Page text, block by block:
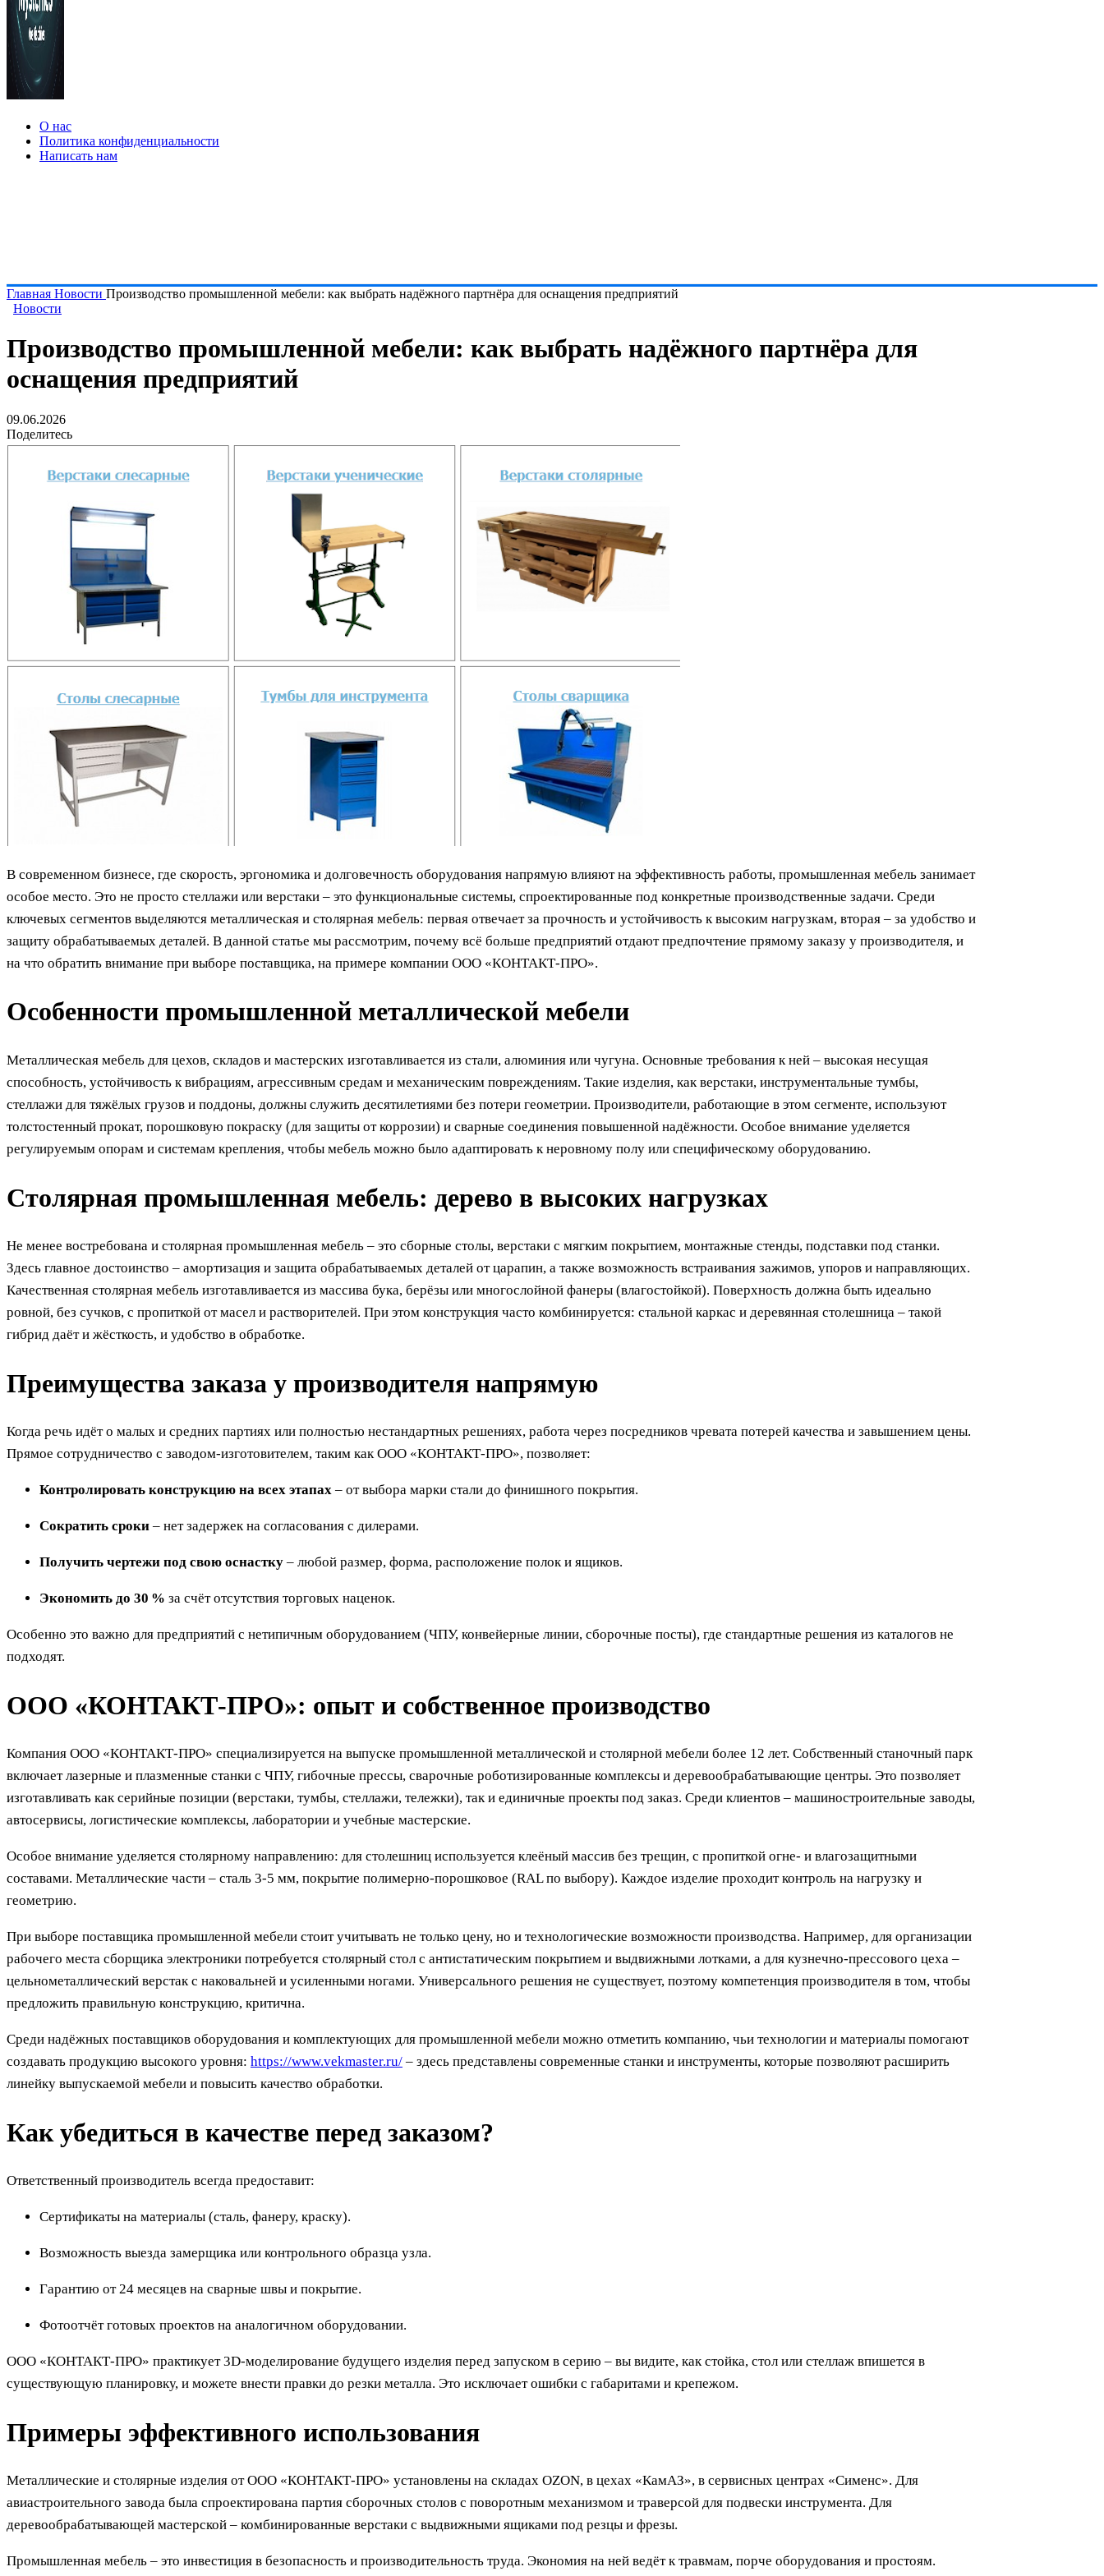
О нас
Политика конфиденциальности
Написать нам
Главная Новости Производство промышленной мебели: как выбрать надёжного партнёра для оснащения предприятий
Новости
Производство промышленной мебели: как выбрать надёжного партнёра для
оснащения предприятий
09.06.2026
Поделитесь
В современном бизнесе, где скорость, эргономика и долговечность оборудования напрямую влияют на эффективность работы, промышленная мебель занимает
особое место. Это не просто стеллажи или верстаки – это функциональные системы, спроектированные под конкретные производственные задачи. Среди
ключевых сегментов выделяются металлическая и столярная мебель: первая отвечает за прочность и устойчивость к высоким нагрузкам, вторая – за удобство и
защиту обрабатываемых деталей. В данной статье мы рассмотрим, почему всё больше предприятий отдают предпочтение прямому заказу у производителя, и
на что обратить внимание при выборе поставщика, на примере компании ООО «КОНТАКТ-ПРО».
Особенности промышленной металлической мебели
Металлическая мебель для цехов, складов и мастерских изготавливается из стали, алюминия или чугуна. Основные требования к ней – высокая несущая
способность, устойчивость к вибрациям, агрессивным средам и механическим повреждениям. Такие изделия, как верстаки, инструментальные тумбы,
стеллажи для тяжёлых грузов и поддоны, должны служить десятилетиями без потери геометрии. Производители, работающие в этом сегменте, используют
толстостенный прокат, порошковую покраску (для защиты от коррозии) и сварные соединения повышенной надёжности. Особое внимание уделяется
регулируемым опорам и системам крепления, чтобы мебель можно было адаптировать к неровному полу или специфическому оборудованию.
Столярная промышленная мебель: дерево в высоких нагрузках
Не менее востребована и столярная промышленная мебель – это сборные столы, верстаки с мягким покрытием, монтажные стенды, подставки под станки.
Здесь главное достоинство – амортизация и защита обрабатываемых деталей от царапин, а также возможность встраивания зажимов, упоров и направляющих.
Качественная столярная мебель изготавливается из массива бука, берёзы или многослойной фанеры (влагостойкой). Поверхность должна быть идеально
ровной, без сучков, с пропиткой от масел и растворителей. При этом конструкция часто комбинируется: стальной каркас и деревянная столешница – такой
гибрид даёт и жёсткость, и удобство в обработке.
Преимущества заказа у производителя напрямую
Когда речь идёт о малых и средних партиях или полностью нестандартных решениях, работа через посредников чревата потерей качества и завышением цены.
Прямое сотрудничество с заводом-изготовителем, таким как ООО «КОНТАКТ-ПРО», позволяет:
Контролировать конструкцию на всех этапах – от выбора марки стали до финишного покрытия.
Сократить сроки – нет задержек на согласования с дилерами.
Получить чертежи под свою оснастку – любой размер, форма, расположение полок и ящиков.
Экономить до 30 % за счёт отсутствия торговых наценок.
Особенно это важно для предприятий с нетипичным оборудованием (ЧПУ, конвейерные линии, сборочные посты), где стандартные решения из каталогов не
подходят.
ООО «КОНТАКТ-ПРО»: опыт и собственное производство
Компания ООО «КОНТАКТ-ПРО» специализируется на выпуске промышленной металлической и столярной мебели более 12 лет. Собственный станочный парк
включает лазерные и плазменные станки с ЧПУ, гибочные прессы, сварочные роботизированные комплексы и деревообрабатывающие центры. Это позволяет
изготавливать как серийные позиции (верстаки, тумбы, стеллажи, тележки), так и единичные проекты под заказ. Среди клиентов – машиностроительные заводы,
автосервисы, логистические комплексы, лаборатории и учебные мастерские.
Особое внимание уделяется столярному направлению: для столешниц используется клеёный массив без трещин, с пропиткой огне- и влагозащитными
составами. Металлические части – сталь 3-5 мм, покрытие полимерно-порошковое (RAL по выбору). Каждое изделие проходит контроль на нагрузку и
геометрию.
При выборе поставщика промышленной мебели стоит учитывать не только цену, но и технологические возможности производства. Например, для организации
рабочего места сборщика электроники потребуется столярный стол с антистатическим покрытием и выдвижными лотками, а для кузнечно-прессового цеха –
цельнометаллический верстак с наковальней и усиленными ногами. Универсального решения не существует, поэтому компетенция производителя в том, чтобы
предложить правильную конструкцию, критична.
Среди надёжных поставщиков оборудования и комплектующих для промышленной мебели можно отметить компанию, чьи технологии и материалы помогают
создавать продукцию высокого уровня: https://www.vekmaster.ru/ – здесь представлены современные станки и инструменты, которые позволяют расширить
линейку выпускаемой мебели и повысить качество обработки.
Как убедиться в качестве перед заказом?
Ответственный производитель всегда предоставит:
Сертификаты на материалы (сталь, фанеру, краску).
Возможность выезда замерщика или контрольного образца узла.
Гарантию от 24 месяцев на сварные швы и покрытие.
Фотоотчёт готовых проектов на аналогичном оборудовании.
ООО «КОНТАКТ-ПРО» практикует 3D-моделирование будущего изделия перед запуском в серию – вы видите, как стойка, стол или стеллаж впишется в
существующую планировку, и можете внести правки до резки металла. Это исключает ошибки с габаритами и крепежом.
Примеры эффективного использования
Металлические и столярные изделия от ООО «КОНТАКТ-ПРО» установлены на складах OZON, в цехах «КамАЗ», в сервисных центрах «Сименс». Для
авиастроительного завода была спроектирована партия сборочных столов с поворотным механизмом и траверсой для подвески инструмента. Для
деревообрабатывающей мастерской – комбинированные верстаки с выдвижными ящиками под резцы и фрезы.
Промышленная мебель – это инвестиция в безопасность и производительность труда. Экономия на ней ведёт к травмам, порче оборудования и простоям.